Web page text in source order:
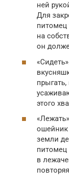
ней
Для
питомец
на
он
этого
ошейник
земли
питомец
в